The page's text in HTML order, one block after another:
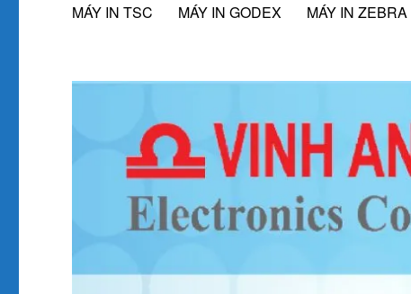
MÁY IN TSC MÁY IN GODEX MÁY IN ZEBRA